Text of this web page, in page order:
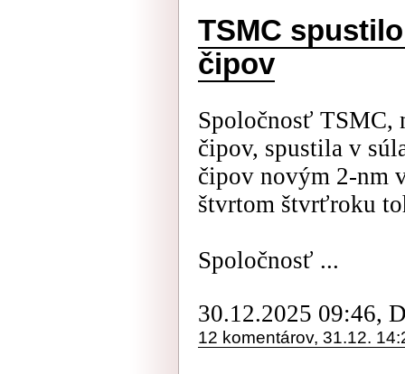
TSMC
čipov
Spoločnosť TSMC,
čipov, spustila v
čipov novým 2-nm
štvrtom štvrťroku
Spoločnosť ...
30.12.2025 09:46,
12 komentárov, 31.12.